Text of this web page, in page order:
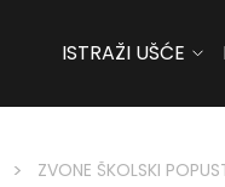
ISTRAŽI UŠĆE
> ZVONE ŠKOLSKI